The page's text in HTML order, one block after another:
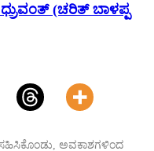
(ಚರಿತ್ ಬಾಳಪ್ಪ
ಅವಕಾಶಗಳಿಂದ